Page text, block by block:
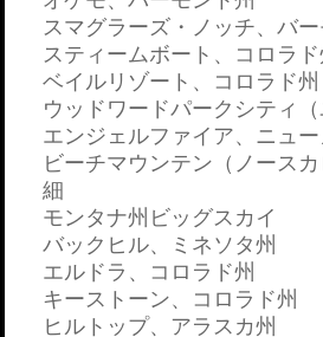
スマグラーズ・ノッチ、バー
スティームボート、コロラド
ベイルリゾート、コロラド州
ウッドワードパークシティ（
エンジェルファイア、ニュー
ビーチマウンテン（ノース
細
モンタナ州ビッグスカイ
バックヒル、ミネソタ州
エルドラ、コロラド州
キーストーン、コロラド州
ヒルトップ、アラスカ州